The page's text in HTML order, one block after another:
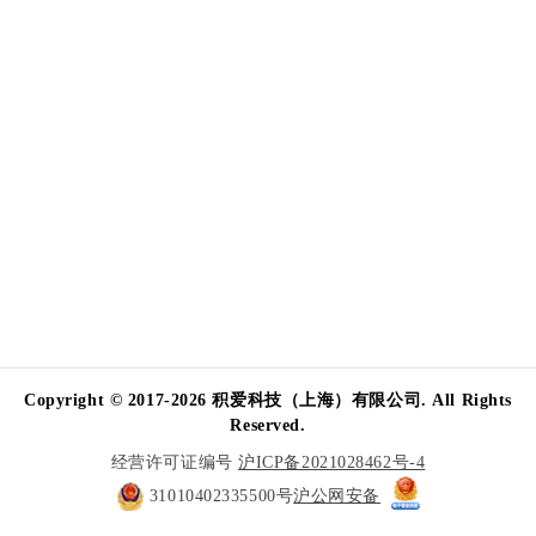
Copyright © 2017-2026 积爱科技（上海）有限公司. All Rights
Reserved.
经营许可证编号沪ICP备2021028462号-4
31010402335500号沪公网安备